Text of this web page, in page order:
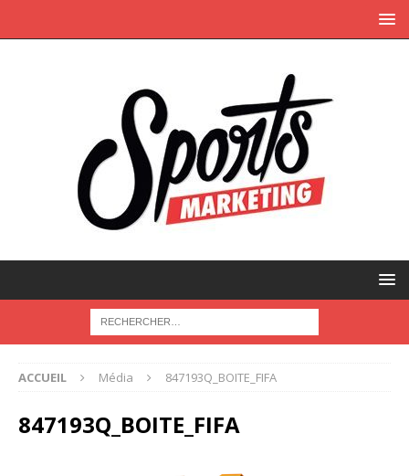
ACCUEIL Média 847193Q_BOITE_FIFA
847193Q_BOITE_FIFA